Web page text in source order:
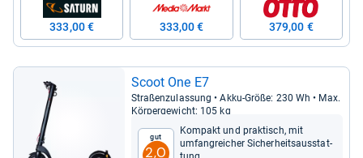
333,00 € 333,00 € 379,00 €
Scoot One E7
Stra­ßen­zu­las­sung • Akku-​Größe: 230 Wh • Max.
Kör­per­ge­wicht: 105 kg
Gut
2,0
Kom­pakt und prak­tisch, mit
umfang­rei­cher Sicher­heits­aus­stat­